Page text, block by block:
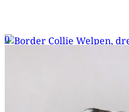
15|06|2019 – Neu­es aus
0